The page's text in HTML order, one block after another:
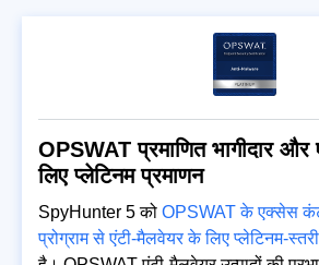
OPSWAT प्रमाणित भागीदार
लिए प्लेटिनम प्रमाणन
SpyHunter 5 को OPSWAT के एक्सेस
प्रोग्राम से एंटी-मैलवेयर के लिए प्लेटिनम-